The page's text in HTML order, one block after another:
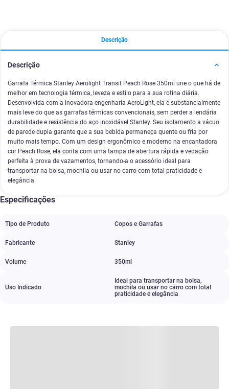
Descrição
Descrição
Garrafa Térmica Stanley Aerolight Transit Peach Rose 350ml une o que há de
melhor em tecnologia térmica, leveza e estilo para a sua rotina diária.
Desenvolvida com a inovadora engenharia AeroLight, ela é substancialmente
mais leve do que as garrafas térmicas convencionais, sem perder a lendária
durabilidade e resistência do aço inoxidável Stanley. Seu isolamento a vácuo
de parede dupla garante que a sua bebida permaneça quente ou fria por
muito mais tempo. Com um design ergonômico e moderno na encantadora
cor Peach Rose, ela conta com uma tampa de abertura rápida e vedação
perfeita à prova de vazamentos, tornando-a o acessório ideal para
transportar na bolsa, mochila ou usar no carro com total praticidade e
elegância.
Especificações
Tipo de Produto Copos e Garrafas
Fabricante Stanley​
Volume 350ml
Uso Indicado
Ideal para transportar na bolsa,
mochila ou usar no carro com total
praticidade e elegância